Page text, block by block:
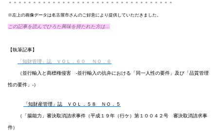
＊＊＊＊＊＊＊＊＊＊＊＊＊＊＊＊＊＊＊＊＊＊＊＊＊＊＊＊＊＊＊＊＊＊
※左上の画像データは名古屋市さんのご好意により提供していただきました。
この記事を読んでひろた興味を持たれた方は…
【執筆記事】
「知財管理」誌 ＶＯＬ．６０ ＮＯ．６
（並行輸入と商標権侵害 -並行輸入の抗弁における「同一人性の要件」及び「品質管理
性の要件」-）
「知財産管理」誌 ＶＯＬ．５８ ＮＯ．５
（「腸能力」審決取消請求事件（平成１９年（行ケ）第１００４２号 審決取消請求事
件）